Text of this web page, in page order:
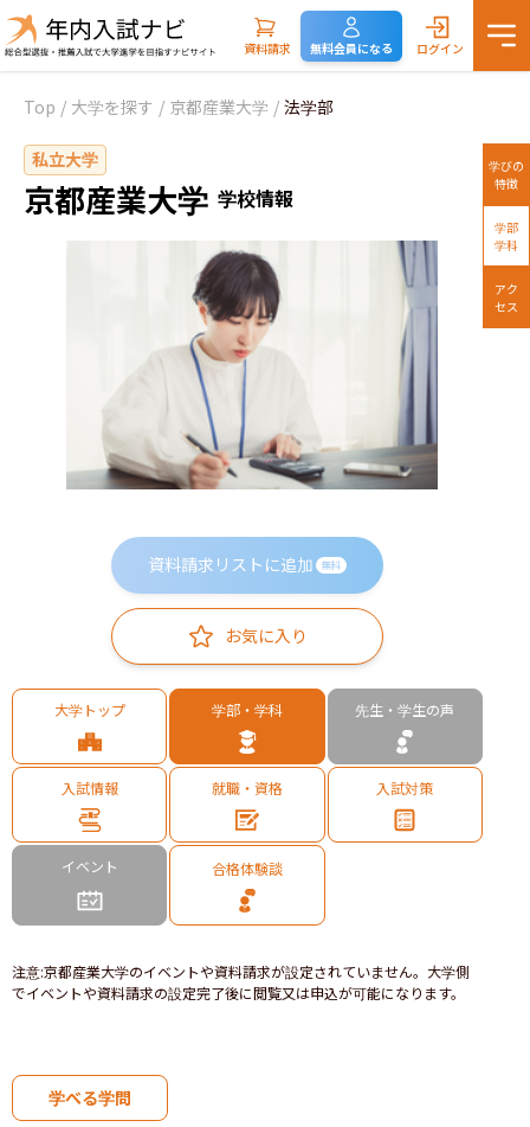
資料請求 無料会員になる ログイン
Top / 大学を探す / 京都産業大学 / 法学部
私立大学
京都産業大学 学校情報
資料請求リストに追加 無料
お気に入り
大学トップ 学部・学科 先生・学生の声
入試情報 就職・資格 入試対策
イベント 合格体験談
注意:京都産業大学のイベントや資料請求が設定されていません。大学側
でイベントや資料請求の設定完了後に閲覧又は申込が可能になります。
学べる学問
学びの
特徴
学部
学科
アク
セス